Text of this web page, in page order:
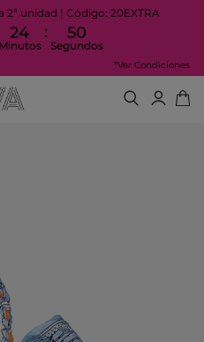
2ª unidad | Código: 20EXTRA
24
Minutos
: 49
Segundos
*Ver Condiciones